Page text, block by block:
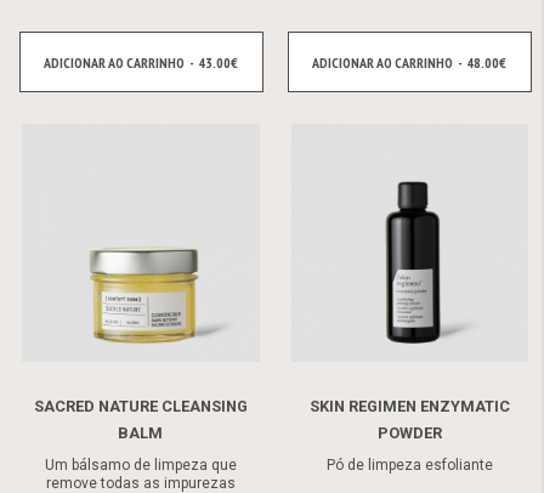
ADICIONAR AO CARRINHO - 43.00€ ADICIONAR AO CARRINHO - 48.00€
SACRED NATURE CLEANSING
BALM
Um bálsamo de limpeza que
remove todas as impurezas
SKIN REGIMEN ENZYMATIC
POWDER
Pó de limpeza esfoliante